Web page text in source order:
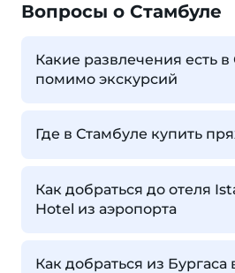
Вопросы о Стамбуле
Какие развлечения есть
помимо экскурсий
Где в Стамбуле купить
Как добраться до отеля
Hotel из аэропорта
Как добраться из Бургаса